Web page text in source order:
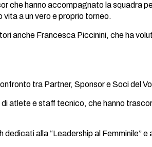
hanno accompagnato la squadra
a un vero e proprio torneo.
anche Francesca Piccinini, che ha
tra Partner, Sponsor e Soci del
atlete e staff tecnico, che hanno
alla “Leadership al Femminile”